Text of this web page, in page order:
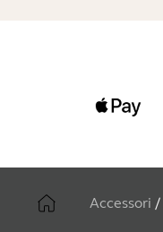
Accessori /